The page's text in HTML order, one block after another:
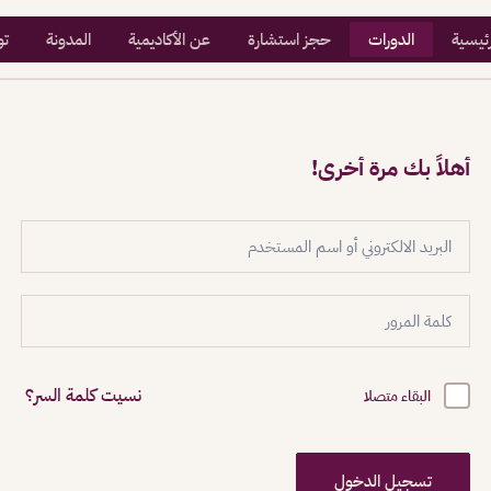
الدورات حجز استشارة عن الأكاديمية المدونة
أهلاً بك مرة أخرى!
البقاء متصلا نسيت كلمة السر؟
تسجيل الدخول